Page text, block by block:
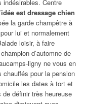
indésirables. Centre
est dressage chien
la garde champêtre à
lui et normalement
loisir, à faire
d’automne de
ligny ne vous en
chauffés pour la pension
les dates à tort et
de définir très heureuse